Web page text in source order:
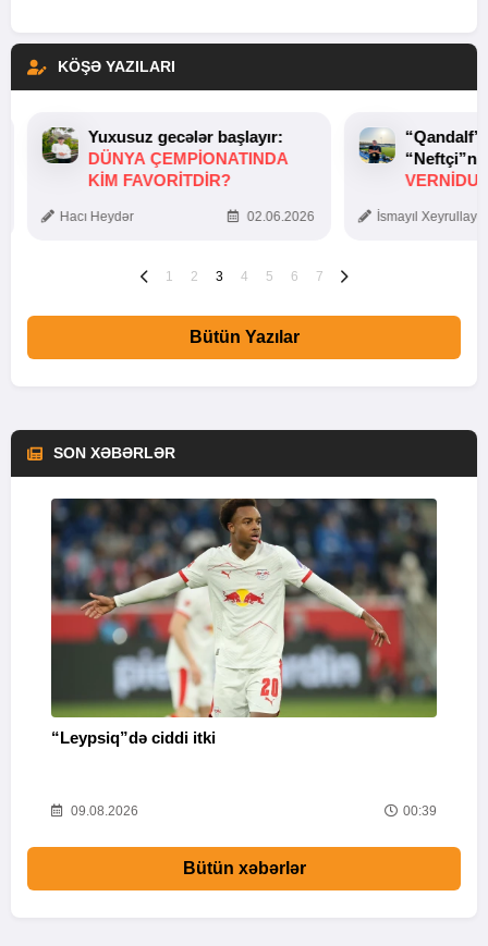
KÖŞƏ YAZILARI
Yuxusuz gecələr başlayır:
DÜNYA ÇEMPIONATINDA
KIM FAVORITDIR?
Hacı Heydər 02.06.2026 İsmayıl
1 2 3 4 5 6 7
Bütün Yazılar
SON XƏBƏRLƏR
“Leypsiq”də ciddi itki
09.08.2026 00:39
Bütün xəbərlər